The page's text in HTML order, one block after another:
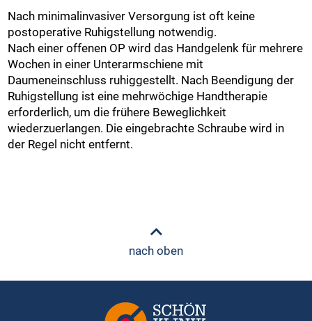
Nach minimalinvasiver Versorgung ist oft keine
postoperative Ruhigstellung notwendig.
Nach einer offenen OP wird das Handgelenk für mehrere
Wochen in einer Unterarmschiene mit
Daumeneinschluss ruhiggestellt. Nach Beendigung der
Ruhigstellung ist eine mehrwöchige Handtherapie
erforderlich, um die frühere Beweglichkeit
wiederzuerlangen. Die eingebrachte Schraube wird in
der Regel nicht entfernt.
nach oben